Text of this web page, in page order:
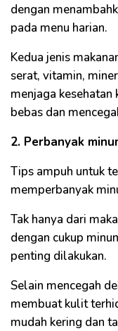
dengan
pada menu harian.
Kedua jenis
serat, vitamin,
menjaga
bebas dan
2. Perbanyak
Tips ampuh untuk
memperbanyak
Tak hanya dari
dengan cukup
penting dilakukan.
Selain mencegah
membuat kulit
mudah kering dan